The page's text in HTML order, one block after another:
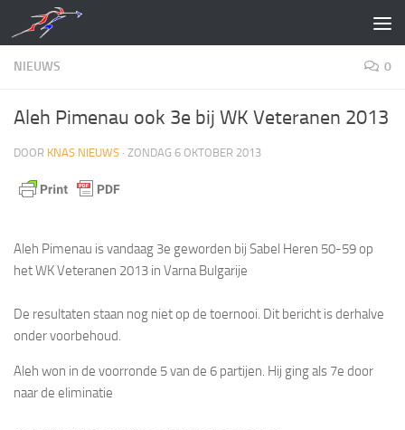
Doorgaan naar inhoud
NIEUWS 0
Aleh Pimenau ook 3e bij WK Veteranen 2013
DOOR KNAS NIEUWS · ZONDAG 6 OKTOBER 2013
Aleh Pimenau is vandaag 3e geworden bij Sabel Heren 50-59 op
het WK Veteranen 2013 in Varna Bulgarije
De resultaten staan nog niet op de toernooi. Dit bericht is derhalve
onder voorbehoud.
Aleh won in de voorronde 5 van de 6 partijen. Hij ging als 7e door
naar de eliminatie